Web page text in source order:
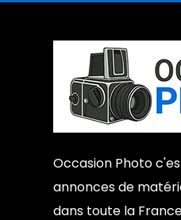
Occasion Photo
annonces de
dans toute la